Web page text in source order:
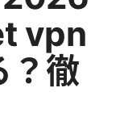
vpn
？徹